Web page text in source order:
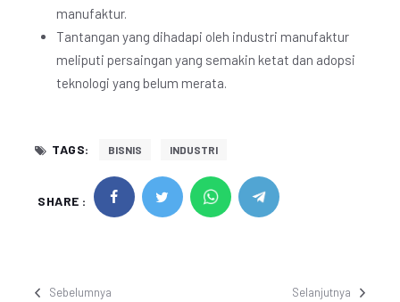
manufaktur.
Tantangan yang dihadapi oleh industri manufaktur
meliputi persaingan yang semakin ketat dan adopsi
teknologi yang belum merata.
TAGS: BISNIS INDUSTRI
SHARE :
Sebelumnya Selanjutnya